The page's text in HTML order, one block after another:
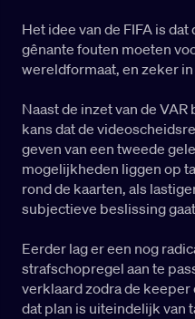
Het idee van de FIFA is
gênante fouten moeten
wereldformaat, en zeker in
Naast de inzet van de
kans dat de
geven van een tweede
mogelijkheden liggen op
rond de kaarten, als
subjectieve beslissing
Eerder lag er een nog
strafschopregel aan te
verklaard zodra de
dat plan is uiteindelijk van